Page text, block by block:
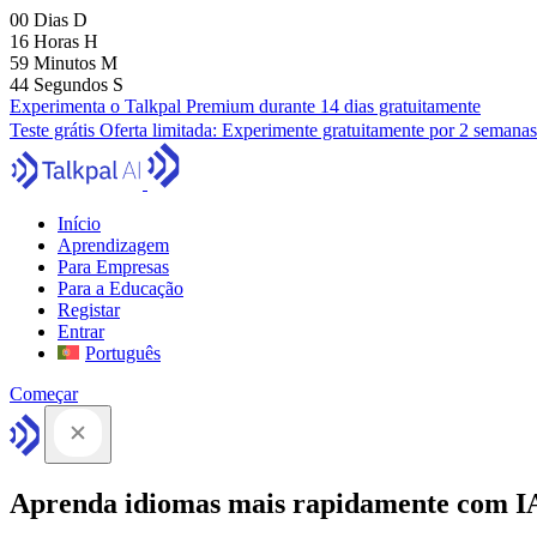
00 Dias D
16 Horas H
59 Minutos M
43 Segundos S
Experimenta o Talkpal Premium durante 14 dias gratuitamente
Teste grátis Oferta limitada: Experimente gratuitamente por 2 semanas
Início
Aprendizagem
Para Empresas
Para a Educação
Registar
Entrar
Português
Começar
Aprenda idiomas mais rapidamente com